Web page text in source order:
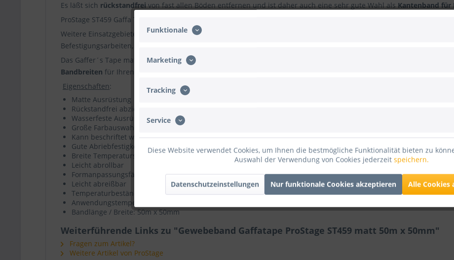
Es läßt sich rückstandfrei von fast allen Böden entfernen und ist daher auch eine sehr gute Wahl als Kantenband für
ProStage ST459 Gaffa Tape matt gewährleistet die rückstandsfreie Entfernung von den meisten Untergründen wie
Weitere Einsatzgebiete sind u.a. das Bündeln oder Markieren von Kabeln, Fußbodenmarkierungen für den
Befestigungsarbeiten, beispielsweise für Arbeiten an Traversen.
Das Gaffer´s Tape matt ist wasserfest, besitzt eine gute Abriebfestigkeit und ist leicht abrollbar und abreißbar.
Bandbreiten für Ihren individuellen Einsatz.
Eigenschaften:
Matte Ausrüstung
Rückstandfrei abziehbar
Wasserfeste Ausrüstung
Große Farbauswahl
Kann beschriftet werden
Gute Abriebfestigkeit
Breite Temperaturspanne
Leicht abrollbar
Formanpassungsfähig
Leicht abreißbar
Temperaturbeständigkeit bis 60°C
Anwendungstemperatur 10°C bis 40°C
Bandlänge / Breite: 50m x 50mm
Weiterführende Links zu "Gewebeband Gaffatape ProStage ST459 matt 50m x 50mm"
Fragen zum Artikel?
Weitere Artikel von ProStage
Funktionale
Marketing
Tracking
Service
Diese Website verwendet Cookies, um Ihnen die bestmögliche Funktionalität bieten zu
Auswahl der Verwendung von Cookies jederzeit speichern.
Datenschutzeinstellungen Nur funktionale Cookies akzeptieren Alle Cookies